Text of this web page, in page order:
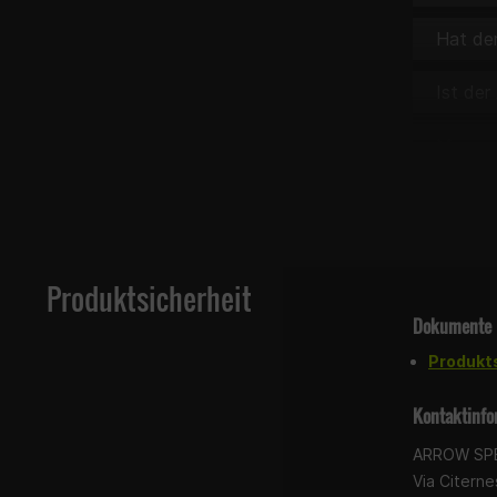
Hat
Muss
Produktsicherheit
Dokumente
ARROW
Via